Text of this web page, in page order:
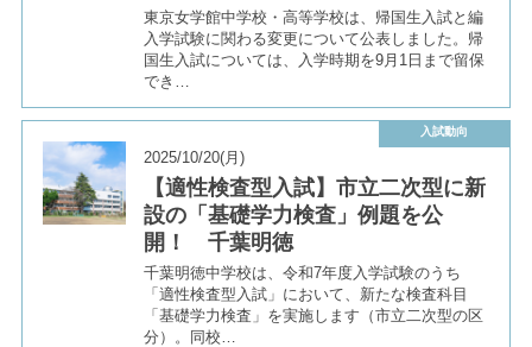
東京女学館中学校・高等学校は、帰国生入試と編
入学試験に関わる変更について公表しました。帰
国生入試については、入学時期を9月1日まで留保
でき…
入試動向
2025/10/20(月)
【適性検査型入試】市立二次型に新
設の「基礎学力検査」例題を公
開！ 千葉明徳
千葉明徳中学校は、令和7年度入学試験のうち
「適性検査型入試」において、新たな検査科目
「基礎学力検査」を実施します（市立二次型の区
分）。同校…